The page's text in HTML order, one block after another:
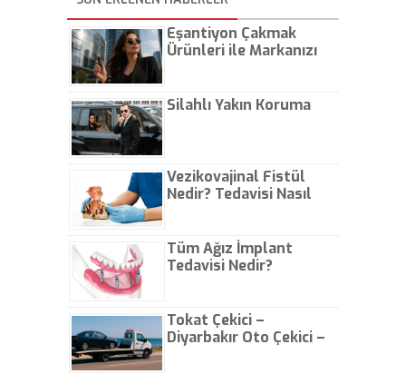
Eşantiyon Çakmak
Ürünleri ile Markanızı
Silahlı Yakın Koruma
Vezikovajinal Fistül
Nedir? Tedavisi Nasıl
Tüm Ağız İmplant
Tedavisi Nedir?
Tokat Çekici –
Diyarbakır Oto Çekici –